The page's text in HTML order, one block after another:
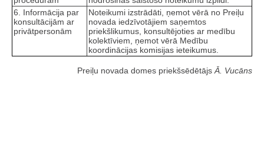
6. Informācija par
konsultācijām ar
privātpersonām
Noteikumi izstrādāti, ņemot vērā no Preiļu
novada iedzīvotājiem saņemtos
priekšlikumus, konsultējoties ar medību
kolektīviem, ņemot vērā Medību
koordinācijas komisijas ieteikumus.
Preiļu novada domes priekšsēdētājs Ā. Vucāns